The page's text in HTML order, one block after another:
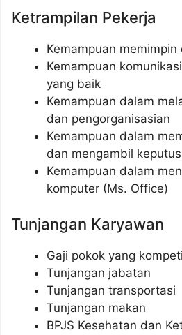
Ketrampilan Pekerja
Kemampuan
Kemampuan
yang baik
Kemampuan dalam
dan pengorganisasian
Kemampuan dalam
dan mengambil
Kemampuan dalam
komputer (Ms. Office)
Tunjangan Karyawan
Gaji pokok yang
Tunjangan jabatan
Tunjangan transportasi
Tunjangan makan
BPJS Kesehatan dan